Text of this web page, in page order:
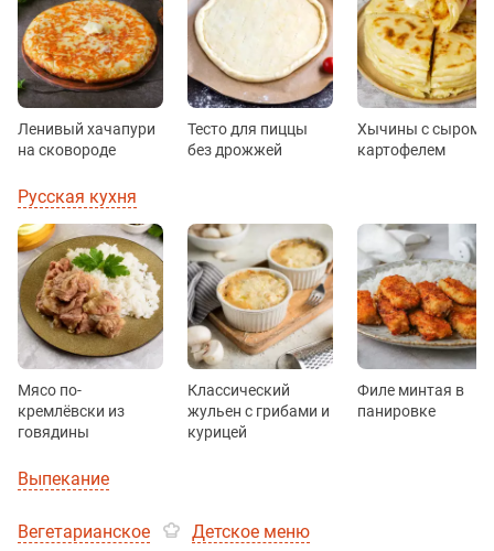
Ленивый хачапури
на сковороде
Тесто для пиццы
без дрожжей
Хычины с сыром и
картофелем
Русская кухня
Мясо по-
кремлёвски из
говядины
Классический
жульен с грибами и
курицей
Филе минтая в
панировке
Выпекание
Вегетарианское Детское меню